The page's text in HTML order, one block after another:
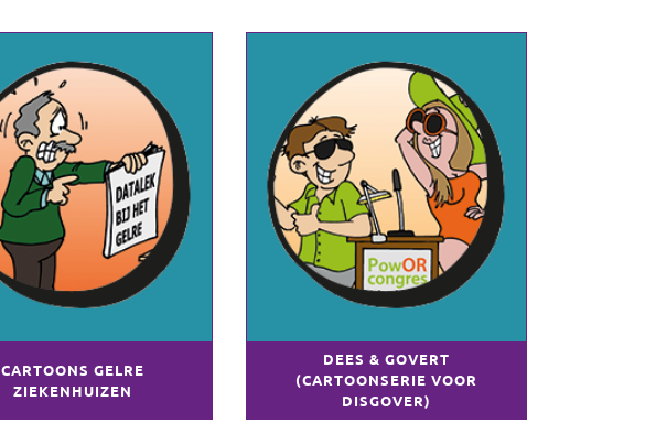
CARTOONS GELRE
ZIEKENHUIZEN
DEES & GOVERT
(CARTOONSERIE VOOR
DISGOVER)